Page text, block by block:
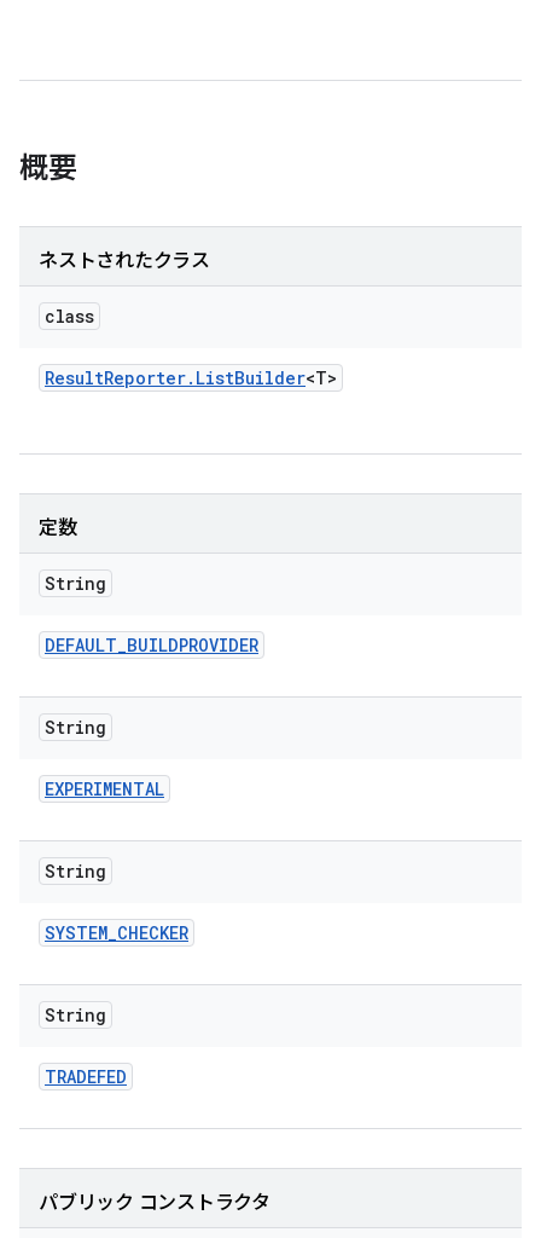
概要
ネストされたクラス
class
ResultReporter. ListBuilder<T>
定数
String
DEFAULT_BUILDPROVIDER
String
EXPERIMENTAL
String
SYSTEM_CHECKER
String
TRADEFED
パブリック コンストラクタ